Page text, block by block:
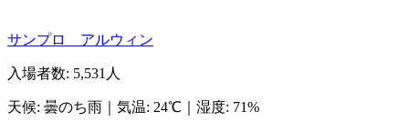
サンプロ アルウィン
入場者数: 5,531人
天候: 曇のち雨 気温: 24℃ 湿度: 71%